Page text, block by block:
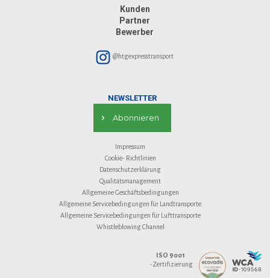
Kunden
Partner
Bewerber
@htgexpresstransport
NEWSLETTER
Abonnieren
Impressum
Cookie- Richtlinien
Datenschutzerklärung
Qualitätsmanagement
Allgemeine Geschäftsbedingungen
Allgemeine Servicebedingungen für Landtransporte
Allgemeine Servicebedingungen für Lufttransporte
Whistleblowing Channel
ISO 9001
-Zertifizierung